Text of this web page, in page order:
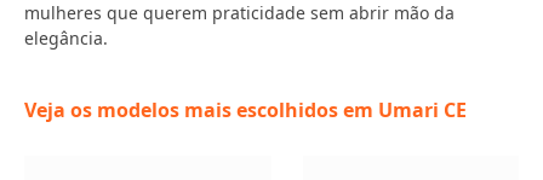
mulheres que querem praticidade sem abrir mão da
elegância.
Veja os modelos mais escolhidos em Umari CE